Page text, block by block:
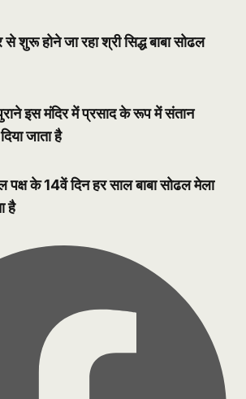
शुरू होने जा रहा श्री सिद्ध बाबा सोढल
इस मंदिर में प्रसाद के रूप में संतान
जाता है
पक्ष के 14वें दिन हर साल बाबा सोढल मेला
है